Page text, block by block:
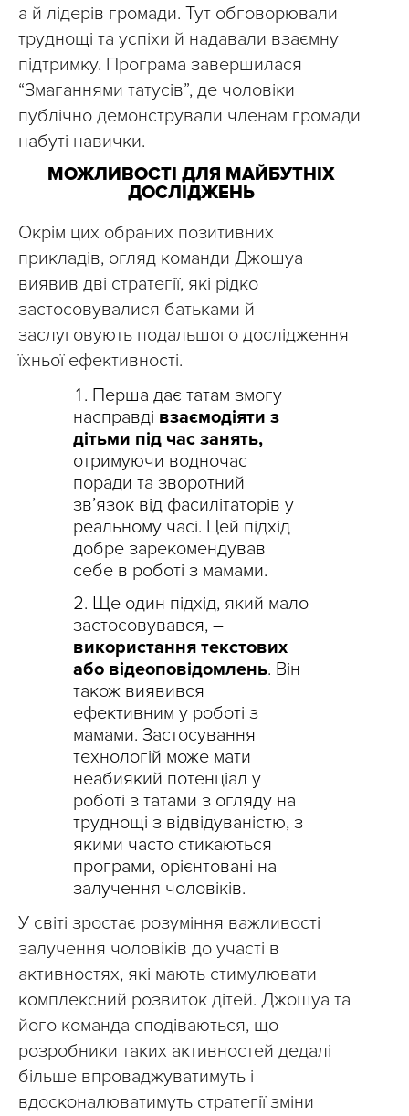
а й лідерів громади. Тут обговорювали
труднощі та успіхи й надавали взаємну
підтримку. Програма завершилася
“Змаганнями татусів”, де чоловіки
публічно демонстрували членам громади
набуті навички.
МОЖЛИВОСТІ ДЛЯ МАЙБУТНІХ
ДОСЛІДЖЕНЬ
Окрім цих обраних позитивних
прикладів, огляд команди Джошуа
виявив дві стратегії, які рідко
застосовувалися батьками й
заслуговують подальшого дослідження
їхньої ефективності.
Перша дає татам змогу
насправді взаємодіяти з
дітьми під час занять,
отримуючи водночас
поради та зворотний
зв’язок від фасилітаторів у
реальному часі. Цей підхід
добре зарекомендував
себе в роботі з мамами.
Ще один підхід, який мало
застосовувався, –
використання текстових
або відеоповідомлень. Він
також виявився
ефективним у роботі з
мамами. Застосування
технологій може мати
неабиякий потенціал у
роботі з татами з огляду на
труднощі з відвідуваністю, з
якими часто стикаються
програми, орієнтовані на
залучення чоловіків.
У світі зростає розуміння важливості
залучення чоловіків до участі в
активностях, які мають стимулювати
комплексний розвиток дітей. Джошуа та
його команда сподіваються, що
розробники таких активностей дедалі
більше впроваджуватимуть і
вдосконалюватимуть стратегії зміни